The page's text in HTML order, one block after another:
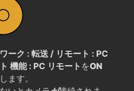
ーク : 転送 / リモート : PC
機能 : PC リモート をON
ます。